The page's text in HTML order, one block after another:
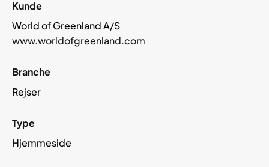
Kunde
World of Greenland A/S
www.worldofgreenland.com
Branche
Rejser
Type
Hjemmeside